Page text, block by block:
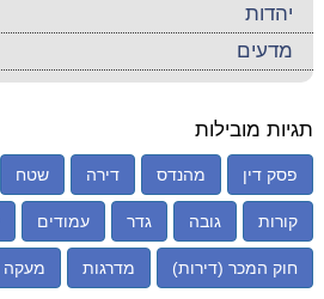
יהדות
מדעים
תגיות מובילות
פסק דין מהנדס דירה שטח
קורות גובה גדר עמודים
חוק המכר (דירות) מדרגות מעקה